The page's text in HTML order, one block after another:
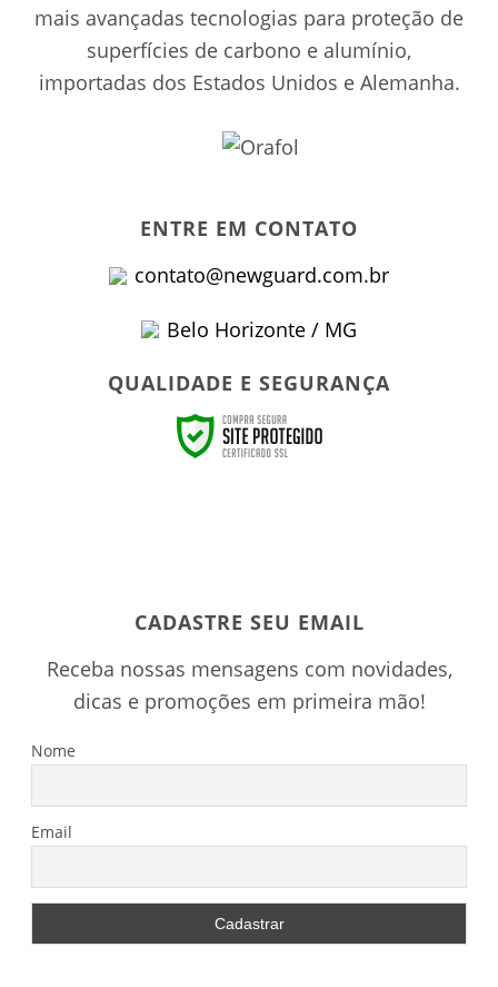
mais avançadas tecnologias para proteção de
superfícies de carbono e alumínio,
importadas dos Estados Unidos e Alemanha.
ENTRE EM CONTATO
contato@newguard.com.br
Belo Horizonte / MG
QUALIDADE E SEGURANÇA
CADASTRE SEU EMAIL
Receba nossas mensagens com novidades,
dicas e promoções em primeira mão!
Nome
Email